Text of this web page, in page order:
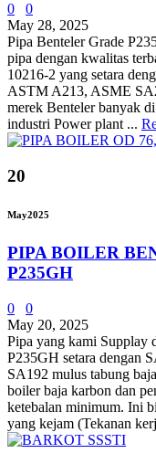
0
0
May 28, 2025
Pipa Benteler Grade
pipa dengan kwalitas
10216-2 yang setara
ASTM A213, ASME
merek Benteler banyak
industri Power plant ...
20
May2025
PIPA BOILER
P235GH
0
0
May 20, 2025
Pipa yang kami Supplay
P235GH setara dengan
SA192 mulus tabung
boiler baja karbon dan
ketebalan minimum. Ini
yang kejam (Tekanan